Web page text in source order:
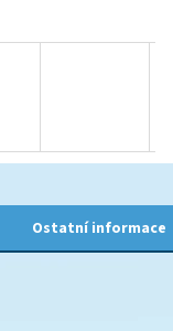
Ostatní informace